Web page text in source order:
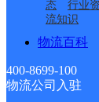
态
行业
流知识
物流百科
400-8699-100
物流公司入驻
邮政国
默特